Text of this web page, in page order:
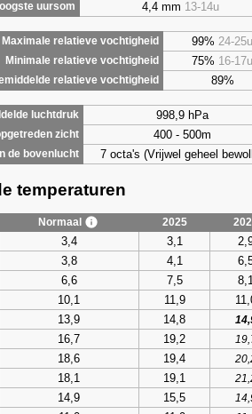
uursom 4,4 mm 13-14u
Maximale relatieve vochtigheid 99% 24-25u
Minimale relatieve vochtigheid 75% 16-17u
relatieve vochtigheid 89%
luchtdruk 998,9 hPa
zicht 400 - 500m
de bovenlucht 7 octa's (Vrijwel geheel
temperaturen
Normaal 2025
3,4 3,1
3,8 4,1
6,6 7,5
10,1 11,9
13,9 14,8
16,7 19,2
18,6 19,4
18,1 19,1
14,9 15,5